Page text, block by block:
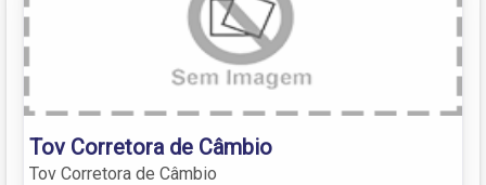
Tov Corretora de Câmbio
Tov Corretora de Câmbio